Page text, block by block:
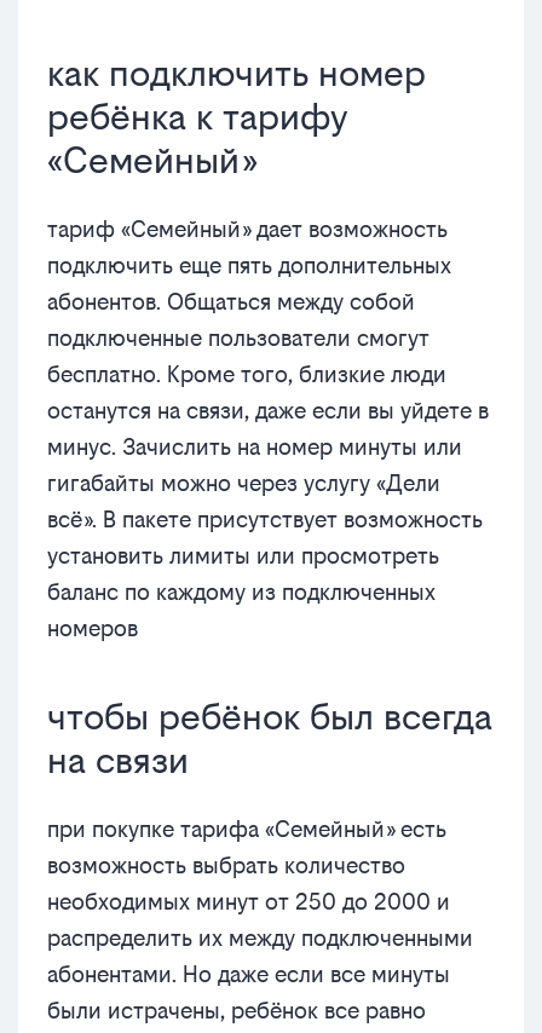
как подключить номер
ребёнка к тарифу
«Семейный»
тариф «Семейный» дает возможность
подключить еще пять дополнительных
абонентов. Общаться между собой
подключенные пользователи смогут
бесплатно. Кроме того, близкие люди
останутся на связи, даже если вы уйдете в
минус. Зачислить на номер минуты или
гигабайты можно через услугу «Дели
всё». В пакете присутствует возможность
установить лимиты или просмотреть
баланс по каждому из подключенных
номеров
чтобы ребёнок был всегда
на связи
при покупке тарифа «Семейный» есть
возможность выбрать количество
необходимых минут от 250 до 2000 и
распределить их между подключенными
абонентами. Но даже если все минуты
были истрачены, ребёнок все равно